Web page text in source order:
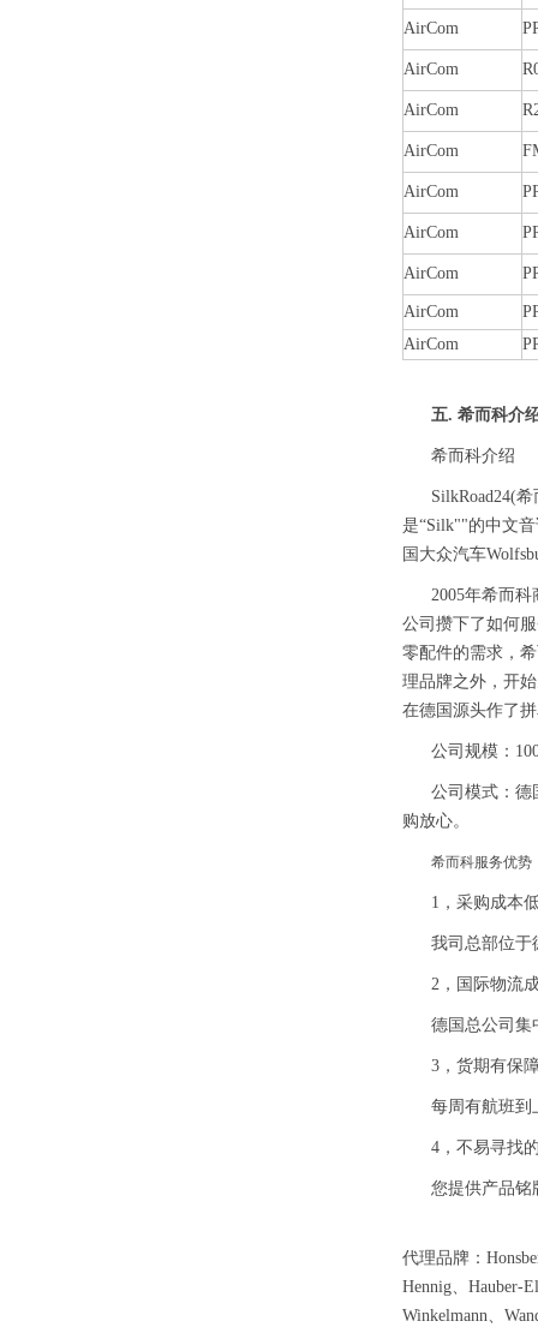
AirCom
AirCom
AirCom
AirCom
AirCom
AirCom
AirCom
AirCom
AirCom
五. 希而科介
希而科介绍
SilkRoad24(
是“Silk""的中文
国大众汽车
2005年希而
公司攒下了如何
零配件的需求，
理品牌之外，开
在德国源头作了
公司规模：
公司模式：德
购放心。
希而科服务优势
1，采购成本
我司总部位于
2，国际物流
德国总公司集
3，货期有保
每周有航班到
4，不易寻找
您提供产品铭
代理品牌：
Hennig、Hauber-
Winkelmann、